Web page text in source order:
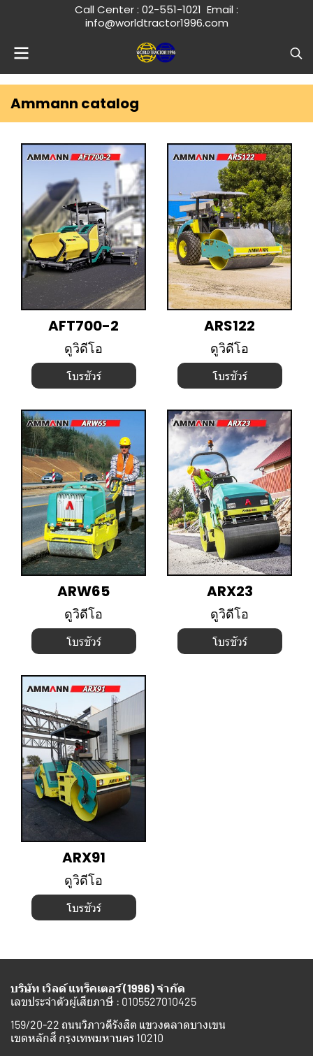
Call Center : 02-551-1021 Email :
info@worldtractor1996.com
Ammann catalog
AFT700-2
ดูวิดีโอ
โบรชัวร์
ARS122
ดูวิดีโอ
โบรชัวร์
ARW65
ดูวิดีโอ
โบรชัวร์
ARX23
ดูวิดีโอ
โบรชัวร์
ARX91
ดูวิดีโอ
โบรชัวร์
บริษัท เวิลด์ แทร็คเตอร์ (1996) จำกัด
เลขประจำตัวผู้เสียภาษี : 0105527010425
159/20-22 ถนนวิภาวดีรังสิต แขวงตลาดบางเขน
เขตหลักสี่ กรุงเทพมหานคร 10210